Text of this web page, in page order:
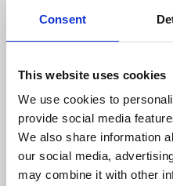
Consent
This website uses cookies
We use cookies to
provide social media
We also share information
our social media,
may combine it with other
Camping Ställplats/Quickstop
Sätila Camping och
Sätila
Pittoreskt boende vid